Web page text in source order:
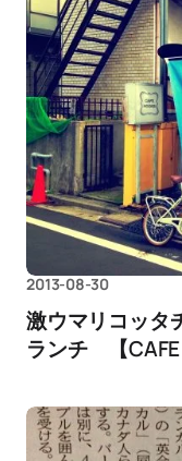
2013-08-30
激ウマリコッタ
ランチ 【CAFE